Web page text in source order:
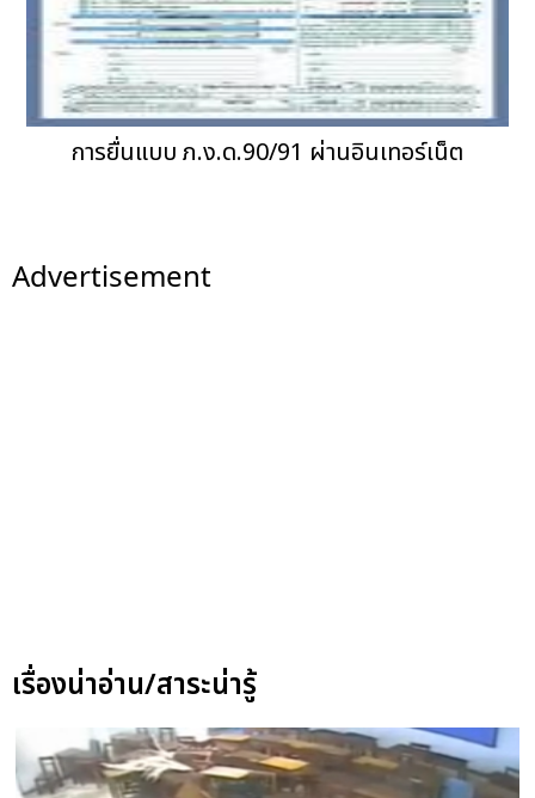
การยื่นแบบ ภ.ง.ด.90/91 ผ่านอินเทอร์เน็ต
Advertisement
เรื่องน่าอ่าน/สาระน่ารู้